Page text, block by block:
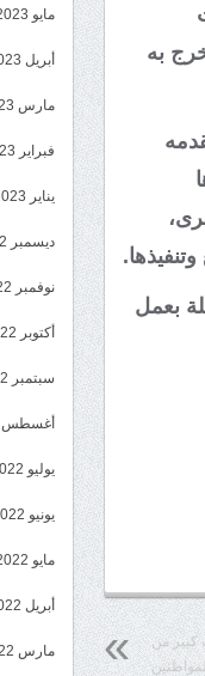
به
بعمل
كبير من
مايو 2023
أبريل 2023
مارس 2023
فبراير 2023
يناير 2023
ديسمبر 2022
نوفمبر 2022
أكتوبر 2022
سبتمبر 2022
أغسطس 2022
يوليو 2022
يونيو 2022
مايو 2022
أبريل 2022
مارس 2022